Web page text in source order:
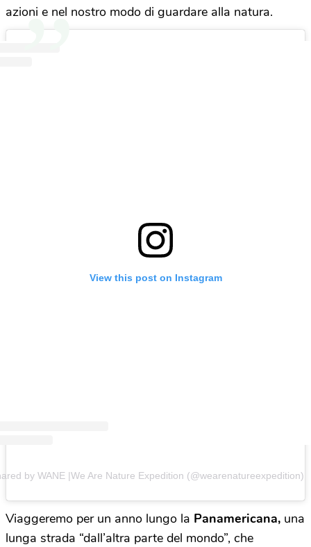
azioni e nel nostro modo di guardare alla natura.
View this post on Instagram
by WANE |We Are Nature Expedition (@wearenatureexpedition)
Viaggeremo per un anno lungo la Panamericana, una
lunga strada “dall’altra parte del mondo”, che